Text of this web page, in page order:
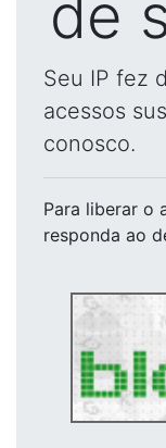
de
Seu IP fez
acessos
conosco.
Para liberar o
responda ao